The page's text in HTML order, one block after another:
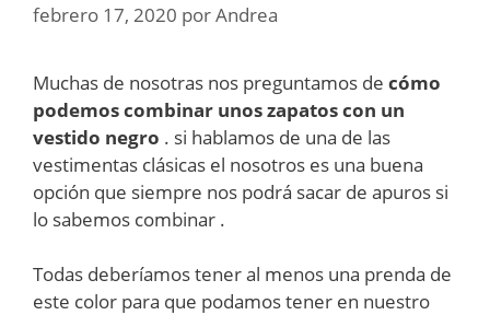
febrero 17, 2020 porAndrea
Muchas de nosotras nos preguntamos de cómo
podemos combinar unos zapatos con un
vestido negro . si hablamos de una de las
vestimentas clásicas el nosotros es una buena
opción que siempre nos podrá sacar de apuros si
lo sabemos combinar .
Todas deberíamos tener al menos una prenda de
este color para que podamos tener en nuestro